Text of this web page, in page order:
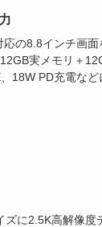
の8.8インチ画面
実メモリ＋
18W PD充電など
ズに2.5K高解像度